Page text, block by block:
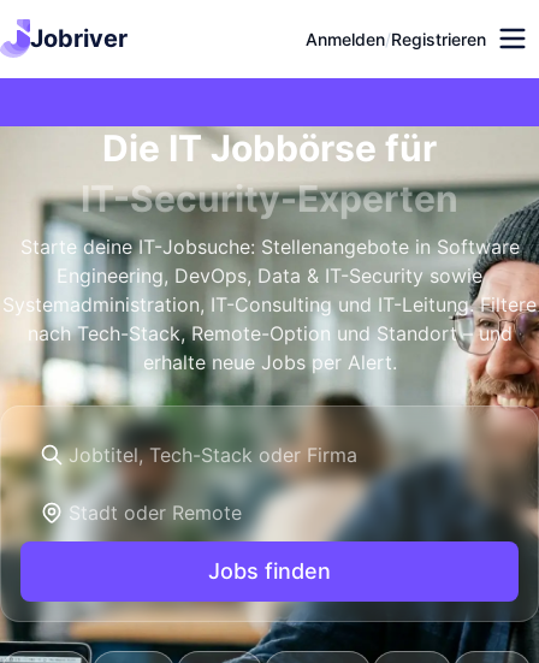
Jobriver Anmelden/Registrieren
Die IT Jobbörse für
IT-Security-Experten
Starte deine IT-Jobsuche: Stellenangebote in Software
Engineering, DevOps, Data & IT-Security sowie
Systemadministration, IT-Consulting und IT-Leitung. Filtere
nach Tech-Stack, Remote-Option und Standort – und
erhalte neue Jobs per Alert.
Jobs finden